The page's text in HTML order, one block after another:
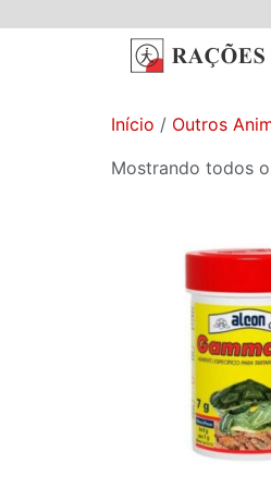
Início / Outros
Mostrando todos